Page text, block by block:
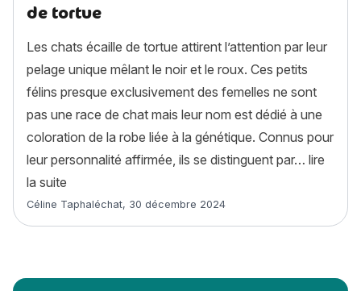
de tortue
Les chats écaille de tortue attirent l’attention par leur
pelage unique mêlant le noir et le roux. Ces petits
félins presque exclusivement des femelles ne sont
pas une race de chat mais leur nom est dédié à une
coloration de la robe liée à la génétique. Connus pour
leur personnalité affirmée, ils se distinguent par… lire
la suite
Article rédigé par
Céline Taphaléchat, 30 décembre 2024